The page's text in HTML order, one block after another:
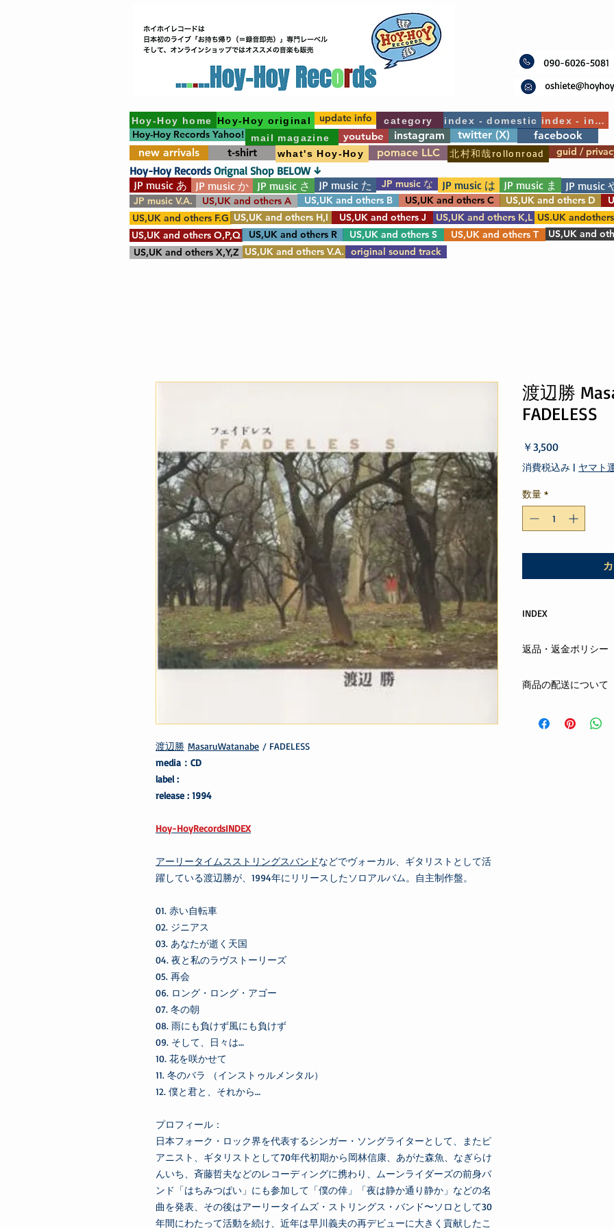
Hoy-Hoy home Hoy-Hoy original category index - domestic index - int'l
guid /
Hoy-Hoy Records Yahoo! mail magazine youtube twitter (X)
instagram
new arrivals
t-shirt what's Hoy-Hoy pomace LLC 北村和哉rollonroad
facebook
update info
JP music あ JP music か JP music さ JP music た JP music な JP music は JP music ま JP music
JP music V.A.
US,UK and others A US,UK and others B US,UK and others C US,UK and others D
US,UK and others F.G US,UK and others H,I US,UK and others J US,UK and others K,L
US,UK and others O,P,Q
US,UK and others S
US,UK and others R US,UK and others T
US,UK and
US,UK and others X,Y,Z US,UK and others V.A. original sound track
Hoy-Hoy Records Orignal Shop BELOW ↓
US.UK
渡辺勝 MasaruWatanabe / FADELESS
media：CD
label :
release : 1994
Hoy-HoyRecordsINDEX
アーリータイムスストリングスバンドなどでヴォーカル、ギタリストとして活
躍している渡辺勝が、1994年にリリースしたソロアルバム。自主制作盤。
01. 赤い自転車
02. ジニアス
03. あなたが逝く天国
04. 夜と私のラヴストーリーズ
05. 再会
06. ロング・ロング・アゴー
07. 冬の朝
08. 雨にも負けず風にも負けず
09. そして、日々は…
10. 花を咲かせて
11. 冬のバラ （インストゥルメンタル）
12. 僕と君と、それから…
プロフィール：
日本フォーク・ロック界を代表するシンガー・ソングライターとして、またピ
アニスト、ギタリストとして70年代初期から岡林信康、あがた森魚、なぎらけ
んいち、斉藤哲夫などのレコーディングに携わり、ムーンライダーズの前身バ
ンド「はちみつぱい」にも参加して「僕の倖」「夜は静か通り静か」などの名
曲を発表、その後はアーリータイムズ・ストリングス・バンド〜ソロとして30
年間にわたって活動を続け、近年は早川義夫の再デビューに大きく貢献したこ
渡辺勝
FADELESS
￥3,500価
格
消費税込み | ヤマト
数量 *
INDEX
返品・返金ポリシー
する商品の欠陥や不
お客さまの都合によ
商品の配送について
全国一律 350円